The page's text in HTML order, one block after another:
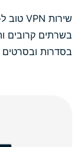
בשרתים קרובים
בסדרות ובסרטים